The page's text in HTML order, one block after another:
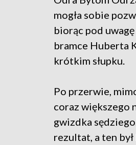
mogła sobie
biorąc pod
bramce Huberta
krótkim słupku.
Po przerwie,
coraz większego
gwizdka
rezultat, a ten